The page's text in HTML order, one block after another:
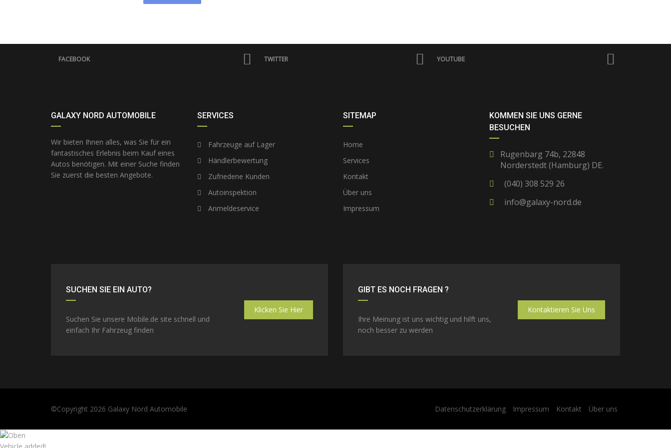
FACEBOOK TWITTER YOUTUBE
GALAXY NORD AUTOMOBILE
Wir bieten Ihnen alles, was Sie für ein
fantastisches Erlebnis beim Kauf eines
Autos benötigen. Mit einer Suche finden
Sie zuerst die besten Angebote.
SERVICES
Fahrzeuge auf Lager
Händlerbewertung
Zufriedene Kunden
Autoinspektion
Anmeldeservice
SITEMAP
Home
Services
Kontakt
Über uns
Impressum
KOMMEN SIE UNS GERNE
BESUCHEN
Rugenbarg 74b, 22848
Norderstedt (Hamburg) DE.
(040) 308 529 26
info@galaxy-nord.de
SUCHEN SIE EIN AUTO?
Suchen Sie unsere Mobile.de site schnell und
einfach Ihr Fahrzeug finden
Klicken Sie Hier
GIBT ES NOCH FRAGEN ?
Ihre Meinung ist uns wichtig und hilft uns,
noch besser zu werden
Kontaktieren Sie Uns
©Copyright 2026 Galaxy Nord Automobile Datenschutzerklärung Impressum Kontakt Über uns